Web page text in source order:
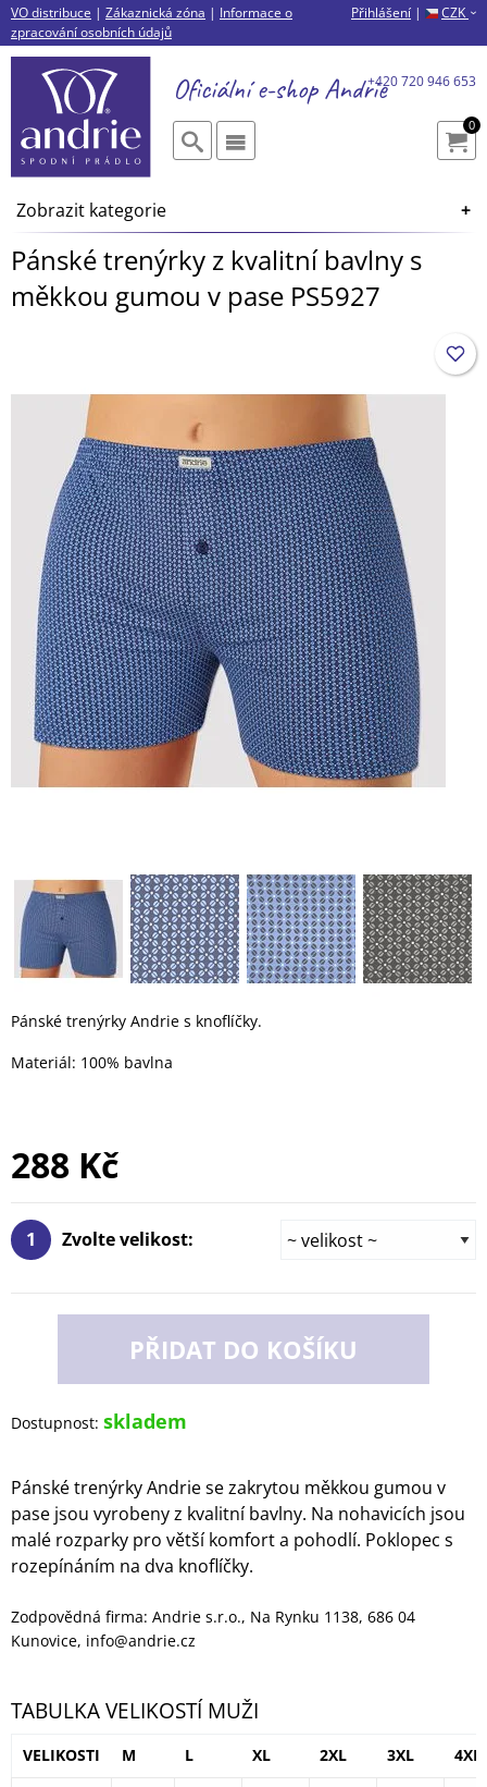
Přihlášení | CZK ›
VO distribuce | Zákaznická zóna | Informace o
zpracování osobních údajů
Oficiální e-shopAndrie
0
+420 720 946 653
Zobrazit kategorie
Pánské trenýrky z kvalitní bavlny s
měkkou gumou v pase PS5927
Pánské trenýrky Andrie s knoflíčky.
Materiál: 100% bavlna
288 Kč
1 Zvolte velikost:
PŘIDAT DO KOŠÍKU
Dostupnost: skladem
Pánské trenýrky Andrie se zakrytou měkkou gumou v
pase jsou vyrobeny z kvalitní bavlny. Na nohavicích jsou
malé rozparky pro větší komfort a pohodlí. Poklopec s
rozepínáním na dva knoflíčky.
Zodpovědná firma: Andrie s.r.o., Na Rynku 1138, 686 04
Kunovice, info@andrie.cz
TABULKA VELIKOSTÍ MUŽI
VELIKOSTI M L XL 2XL 3XL 4XL